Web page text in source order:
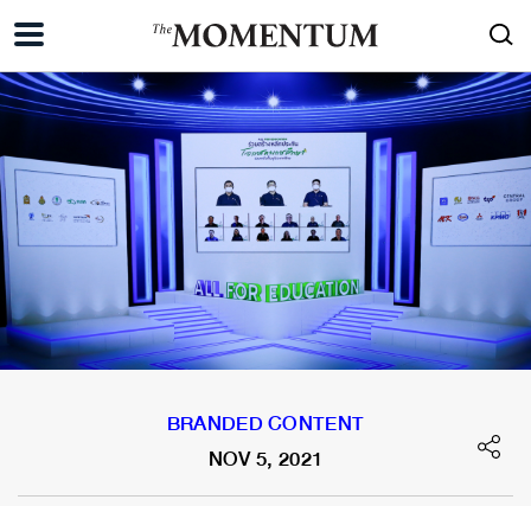
BRANDED CONTENT
NOV 5, 2021